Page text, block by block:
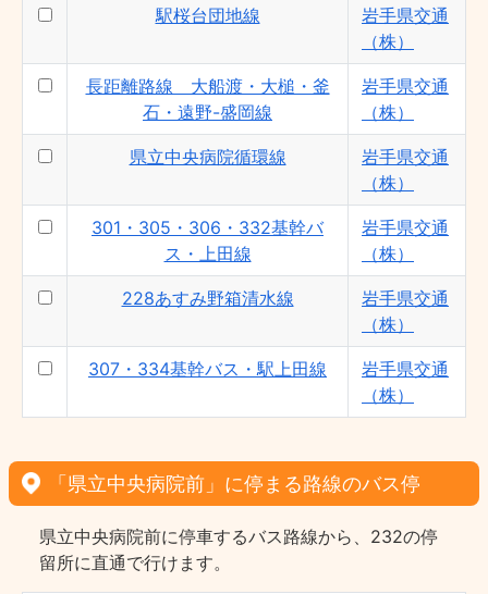
駅桜台団地線
岩手県交通
（株）
長距離路線 大船渡・大槌・釜
石・遠野-盛岡線
岩手県交通
（株）
県立中央病院循環線
岩手県交通
（株）
301・305・306・332基幹バ
ス・上田線
岩手県交通
（株）
228あすみ野箱清水線
岩手県交通
（株）
307・334基幹バス・駅上田線
岩手県交通
（株）
「県立中央病院前」に停まる路線のバス停
県立中央病院前に停車するバス路線から、232の停
留所に直通で行けます。